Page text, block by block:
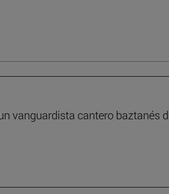
vanguardista cantero baztanés